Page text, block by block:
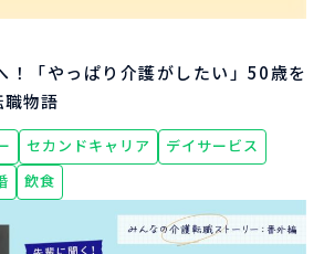
！「やっぱり介護がしたい」50歳を
職物語
セカンドキャリア
デイサービス
飲食